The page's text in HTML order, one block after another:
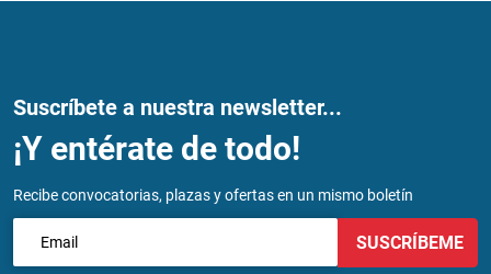
Suscríbete a nuestra newsletter...
¡Y entérate de todo!
Recibe convocatorias, plazas y ofertas en un mismo boletín
SUSCRÍBEME